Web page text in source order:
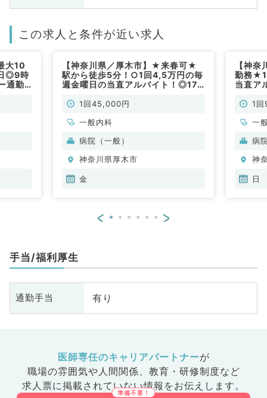
この求人と条件が近い求人
大10
◎9時
通勤
【神奈川県／厚木市】★来春可★
駅から徒歩5分！○1回4,5万円の毎
週金曜日の当直アルバイト！◎17
（内科系／非常勤）
1回45,000円
一般内科
病院（一般）
神奈川県厚木市
金
【神
勤務★1
当直ア
1
一
科
病
神
日
< >
手当/福利厚生
通勤手当 有り
医師専任のキャリアパートナーが
職場の雰囲気や人間関係、 教育・研修制度など
求人票に掲載されていない情報をお伝えします。